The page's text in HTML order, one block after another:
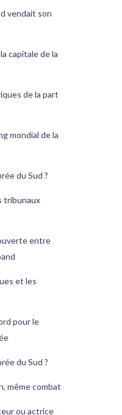
vendait son
capitale de la
de la part
mondial de la
du Sud ?
tribunaux
entre
et les
pour le
du Sud ?
même combat
ou actrice